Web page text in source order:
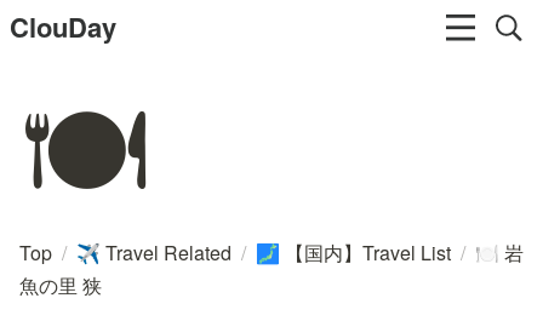
ClouDay
🍽️
Top / ✈️ Travel Related / 🗾 【国内】Travel List / 🍽️ 岩
魚の里 狭